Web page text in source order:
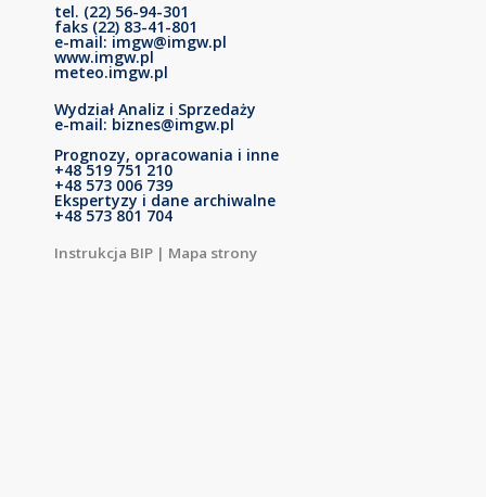
tel. (22) 56-94-301
faks (22) 83-41-801
e-mail: imgw@imgw.pl
www.imgw.pl
meteo.imgw.pl
Wydział Analiz i Sprzedaży
e-mail: biznes@imgw.pl
Prognozy, opracowania i inne
+48 519 751 210
+48 573 006 739
Ekspertyzy i dane archiwalne
+48 573 801 704
Instrukcja BIP | Mapa strony